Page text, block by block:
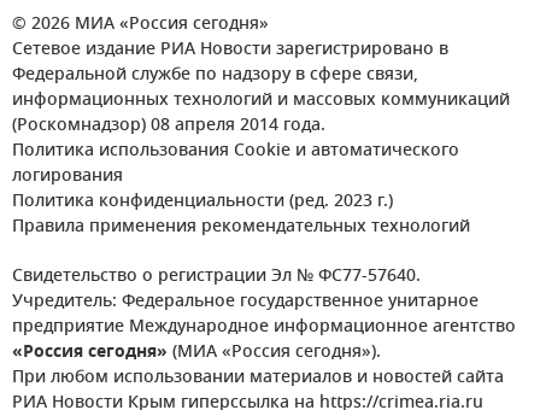
© 2026 МИА «Россия сегодня»
Сетевое издание РИА Новости зарегистрировано в
Федеральной службе по надзору в сфере связи,
информационных технологий и массовых коммуникаций
(Роскомнадзор) 08 апреля 2014 года.
Политика использования Cookie и автоматического
логирования
Политика конфиденциальности (ред. 2023 г.)
Правила применения рекомендательных технологий
Свидетельство о регистрации Эл № ФС77-57640.
Учредитель: Федеральное государственное унитарное
предприятие Международное информационное агентство
«Россия сегодня» (МИА «Россия сегодня»).
При любом использовании материалов и новостей сайта
РИА Новости Крым гиперссылка на https://crimea.ria.ru